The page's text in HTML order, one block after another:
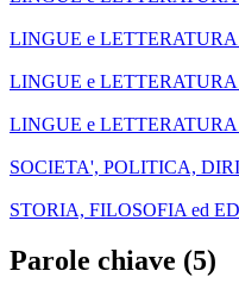
LINGUE e LETTERATURA
LINGUE e LETTERATURA
LINGUE e LETTERATURA
SOCIETA', POLITICA,
STORIA, FILOSOFIA ed
Parole chiave (5)